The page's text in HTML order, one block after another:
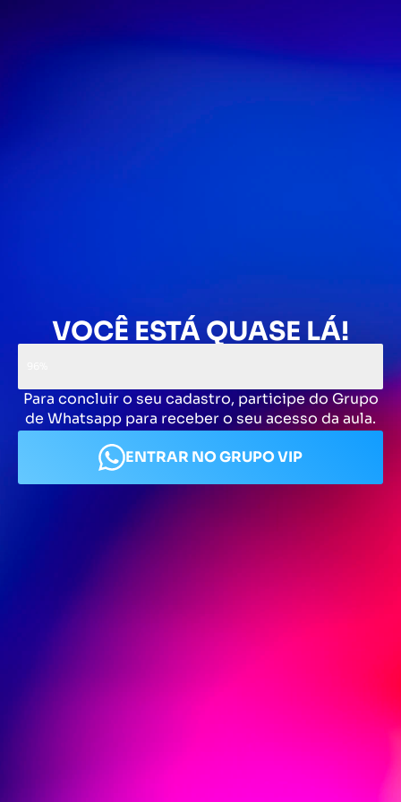
VOCÊ ESTÁ QUASE LÁ!
Para concluir o seu cadastro, participe do Grupo
de Whatsapp para receber o seu acesso da aula.
ENTRAR NO GRUPO VIP